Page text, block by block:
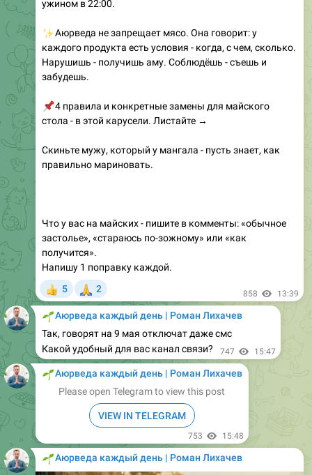
Аюрведа не запрещает мясо. Она говорит: у
Нарушишь - получишь аму. Соблюдёшь - съешь и
забудешь.
4 правила и конкретные замены для майского
Скиньте мужу, который у мангала - пусть знает, как
получится».
Напишу 1 поправку каждой.
5
Аюрведа каждый день | Роман Лихачев
Так, говорят на 9 мая отключат даже смс
Какой удобный для вас канал связи?
747
Аюрведа каждый день | Роман Лихачев
Please open Telegram to view this post
VIEW IN TELEGRAM
753
Аюрведа каждый день | Роман Лихачев